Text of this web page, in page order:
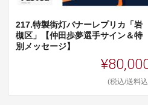
217.特製街灯バナーレプリカ「岩
槻区」【仲田歩夢選手サイン＆特
別メッセージ】
(税込/送料